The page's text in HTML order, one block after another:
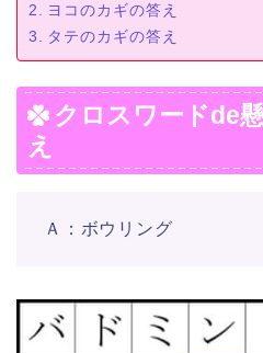
ヨコのカギの答え
タテのカギの答え
クロスワードde
え
Ａ：ボウリング